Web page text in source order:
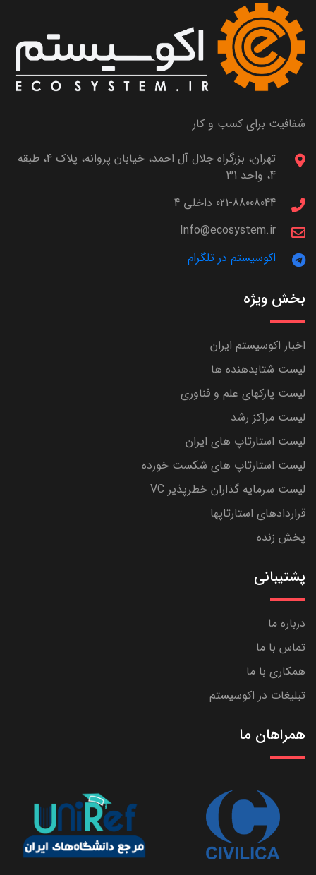
شفافیت برای کسب و کار
تهران، بزرگراه جلال آل احمد، خیابان پروانه، پلاک 4، طبقه
4، واحد 31
021-88008044 داخلی 4
Info@ecosystem.ir
اکوسیستم در تلگرام
بخش ویژه
اخبار اکوسیستم ایران
لیست شتابدهنده ها
لیست پارکهای علم و فناوری
لیست مراکز رشد
لیست استارتاپ های ایران
لیست استارتاپ های شکست خورده
لیست سرمایه گذاران خطرپذیر VC
قراردادهای استارتاپها
پخش زنده
پشتیبانی
درباره ما
تماس با ما
همکاری با ما
تبلیغات در اکوسیستم
همراهان ما